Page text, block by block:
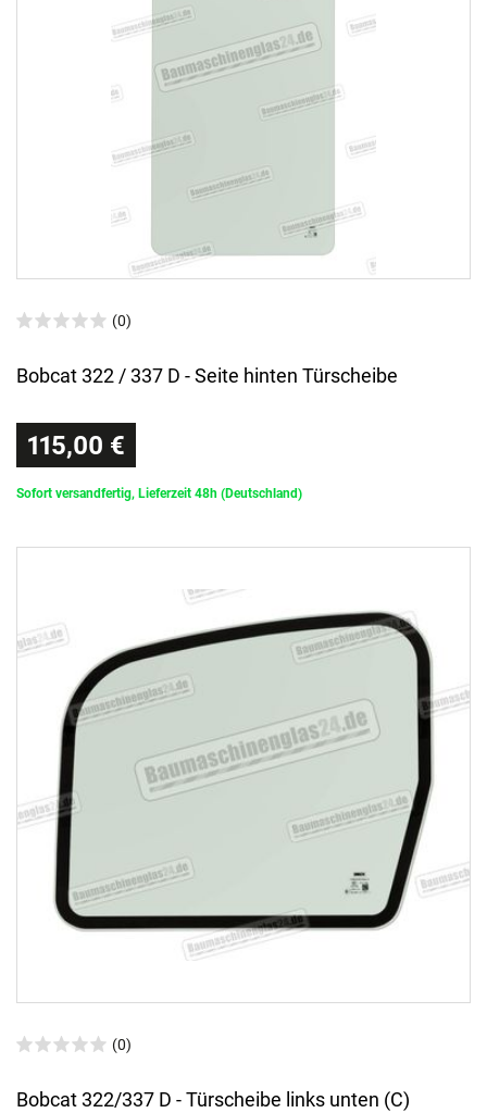
(0)
Bobcat 322 / 337 D - Seite hinten Türscheibe
115,00 €
Sofort versandfertig, Lieferzeit 48h (Deutschland)
(0)
Bobcat 322/337 D - Türscheibe links unten (C)